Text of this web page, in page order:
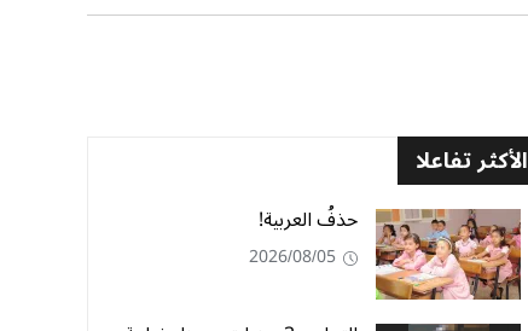
الأكثر تفاعلا
حذفُ العربية!
2026/08/05